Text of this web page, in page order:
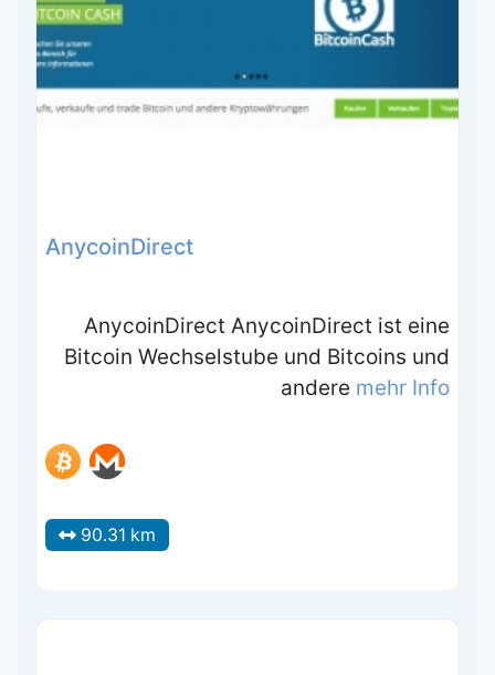
AnycoinDirect
AnycoinDirect AnycoinDirect ist eine
Bitcoin Wechselstube und Bitcoins und
andere mehr Info
90.31 km